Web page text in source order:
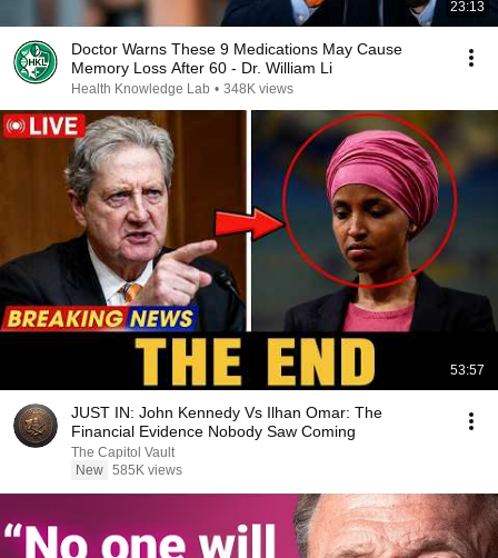
23:13
Doctor Warns These 9 Medications May Cause
Memory Loss After 60 - Dr. William Li
Health Knowledge Lab • 348K views
53:57
JUST IN: John Kennedy Vs Ilhan Omar: The
Financial Evidence Nobody Saw Coming
The Capitol Vault
New 585K views